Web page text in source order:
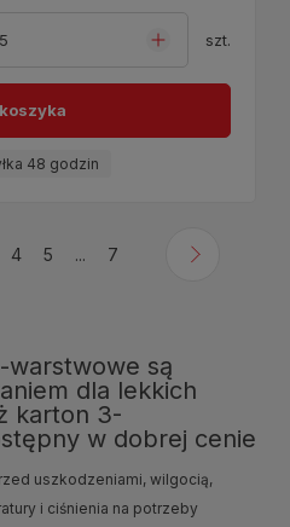
szt.
48 godzin
4 5 ... 7
są
dla lekkich
karton 3-
w dobrej cenie
uszkodzeniami, wilgocią,
i ciśnienia na potrzeby